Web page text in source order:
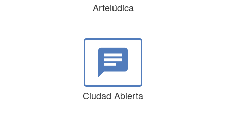
Artelúdica
chat
Ciudad Abierta